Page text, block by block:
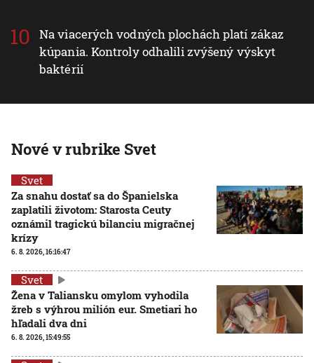
Na viacerých vodných plochách platí zákaz
kúpania. Kontroly odhalili zvýšený výskyt
baktérií
Nové v rubrike Svet
Svet
Za snahu dostať sa do Španielska
zaplatili životom: Starosta Ceuty
oznámil tragickú bilanciu migračnej
krízy
6. 8. 2026, 16:16:47
Svet
Žena v Taliansku omylom vyhodila
žreb s výhrou milión eur. Smetiari ho
hľadali dva dni
6. 8. 2026, 15:49:55